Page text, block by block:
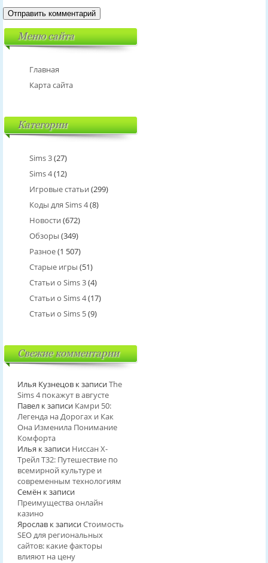
Меню сайта
Главная
Карта сайта
Категории
Sims 3(27)
Sims 4(12)
Игровые статьи (299)
Коды для Sims 4(8)
Новости (672)
Обзоры (349)
Разное(1 507)
Старые игры (51)
Статьи о Sims 3(4)
Статьи о Sims 4(17)
Статьи о Sims 5(9)
Свежие комментарии
Илья Кузнецовк записиThe
Sims 4 покажут в августе
Павелк записи Камри 50:
Легенда на Дорогах и Как
Она Изменила Понимание
Комфорта
Илья к записи Ниссан Х-
Трейл T32: Путешествие по
всемирной культуре и
современным технологиям
Семёнк записи
Преимущества онлайн
казино
Ярославк записиСтоимость
SEO для региональных
сайтов: какие факторы
влияют на цену